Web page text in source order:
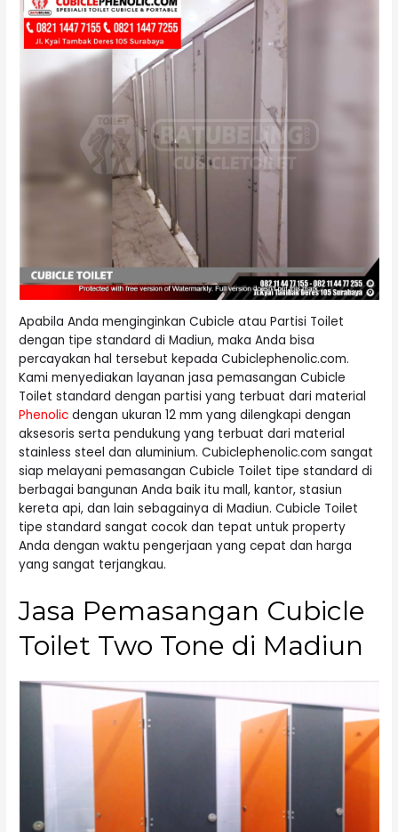
Apabila Anda menginginkan Cubicle atau Partisi Toilet
dengan tipe standard di Madiun, maka Anda bisa
percayakan hal tersebut kepada Cubiclephenolic.com.
Kami menyediakan layanan jasa pemasangan Cubicle
Toilet standard dengan partisi yang terbuat dari material
Phenolic dengan ukuran 12 mm yang dilengkapi dengan
aksesoris serta pendukung yang terbuat dari material
stainless steel dan aluminium. Cubiclephenolic.com sangat
siap melayani pemasangan Cubicle Toilet tipe standard di
berbagai bangunan Anda baik itu mall, kantor, stasiun
kereta api, dan lain sebagainya di Madiun. Cubicle Toilet
tipe standard sangat cocok dan tepat untuk property
Anda dengan waktu pengerjaan yang cepat dan harga
yang sangat terjangkau.
Jasa Pemasangan Cubicle
Toilet Two Tone di Madiun